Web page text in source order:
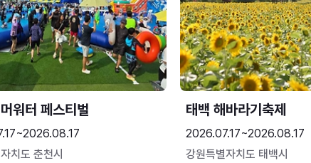
워터 페스티벌
치도 춘천시
태백 해바라기축제
2026.07.17~2026.08.17
강원특별자치도 태백시